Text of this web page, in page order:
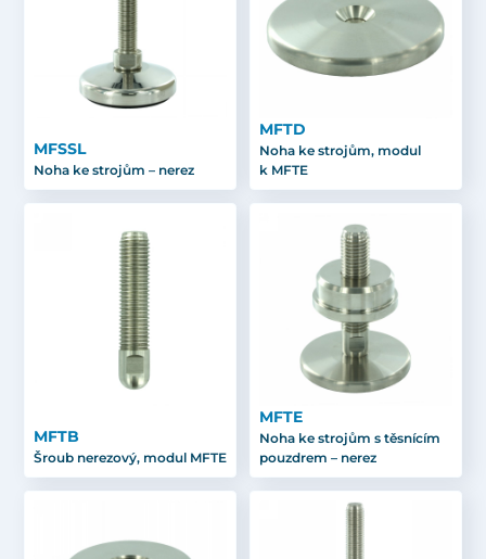
MFSSL
Noha ke strojům – nerez
MFTD
Noha ke strojům, modul
k MFTE
MFTB
Šroub nerezový, modul MFTE
MFTE
Noha ke strojům s těsnícím
pouzdrem – nerez